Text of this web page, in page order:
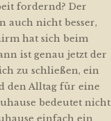
fordernd? Der
auch nicht besser,
hat sich beim
ist genau jetzt der
zu schließen, ein
den Alltag für eine
bedeutet nicht